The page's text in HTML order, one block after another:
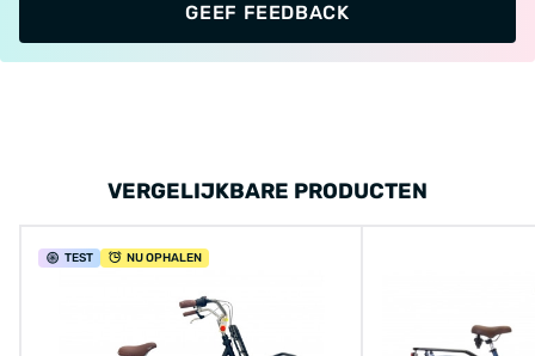
GEEF FEEDBACK
VERGELIJKBARE PRODUCTEN
TEST NU OPHALEN